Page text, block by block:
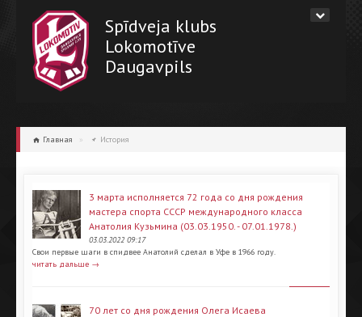
Spīdveja klubs
Lokomotīve
Daugavpils
Главная » История
3 марта исполняется 72 года со дня рождения
мастера спорта СССР международного класса
Анатолия Кузьмина (03.03.1950. - 07.01.1978.)
03.03.2022 09:17
Свои первые шаги в спидвее Анатолий сделал в Уфе в 1966 году.
читать дальше →
70 лет со дня рождения Олега Исаева